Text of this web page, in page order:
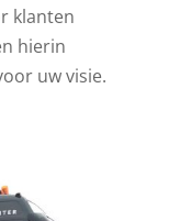
klanten
hierin
uw visie.